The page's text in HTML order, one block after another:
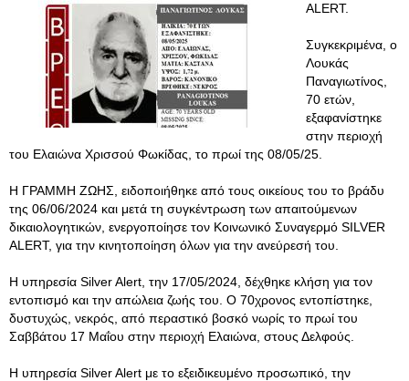
ALERT.
Συγκεκριμένα, ο
Λουκάς
Παναγιωτίνος,
70 ετών,
εξαφανίστηκε
στην περιοχή
του Ελαιώνα Χρισσού Φωκίδας, το πρωί της 08/05/25.
Η ΓΡΑΜΜΗ ΖΩΗΣ, ειδοποιήθηκε από τους οικείους του το βράδυ
της 06/06/2024 και μετά τη συγκέντρωση των απαιτούμενων
δικαιολογητικών, ενεργοποίησε τον Κοινωνικό Συναγερμό SILVER
ALERT, για την κινητοποίηση όλων για την ανεύρεσή του.
Η υπηρεσία Silver Alert, την 17/05/2024, δέχθηκε κλήση για τον
εντοπισμό και την απώλεια ζωής του. Ο 70χρονος εντοπίστηκε,
δυστυχώς, νεκρός, από περαστικό βοσκό νωρίς το πρωί του
Σαββάτου 17 Μαΐου στην περιοχή Ελαιώνα, στους Δελφούς.
Η υπηρεσία Silver Alert με το εξειδικευμένο προσωπικό, την